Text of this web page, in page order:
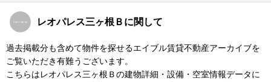
レオパレス三ヶ根Ｂに関して
過去掲載分も含めて物件を探せるエイブル賃貸不動産アーカイブを
ご覧いただき有難うございます。
こちらはレオパレス三ヶ根Ｂの建物詳細・設備・空室情報データに